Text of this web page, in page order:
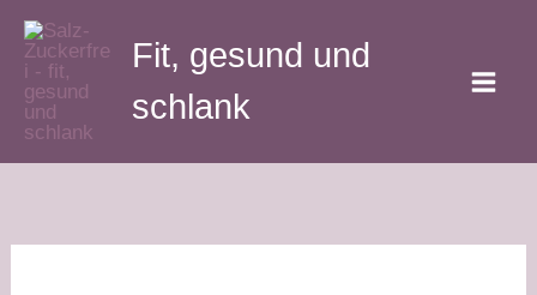
Zum
Inhalt
springen
Fit, gesund und
schlank